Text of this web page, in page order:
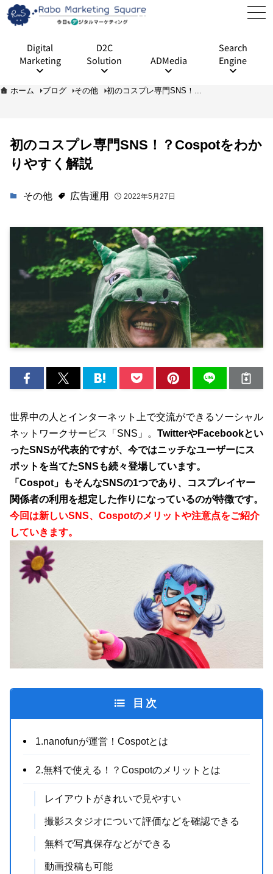
Digital
Marketing
D2C
Solution
ADMedia
Search
Engine
ホーム ブログ その他 初のコスプレ専門SNS！...
初のコスプレ専門SNS！？Cospotをわか
りやすく解説
その他 広告運用 2022年5月27日
世界中の人とインターネット上で交流ができるソーシャル
ネットワークサービス「SNS」。 TwitterやFacebookとい
ったSNSが代表的ですが、今ではニッチなユーザーにス
ポットを当てたSNSも続々登場しています。
「Cospot」もそんなSNSの1つであり、コスプレイヤー
関係者の利用を想定した作りになっているのが特徴です。
今回は新しいSNS、Cospotのメリットや注意点をご紹介
していきます。
目次
1.nanofunが運営！Cospotとは
2.無料で使える！？Cospotのメリットとは
レイアウトがきれいで見やすい
撮影スタジオについて評価などを確認できる
無料で写真保存などができる
動画投稿も可能